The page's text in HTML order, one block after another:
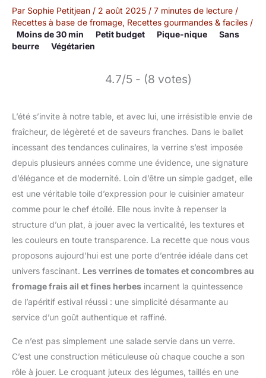
Par Sophie Petitjean / 2 août 2025 / 7 minutes de lecture /
Recettes à base de fromage, Recettes gourmandes & faciles /
Moins de 30 min
Petit budget Pique-nique
Sans
beurre
Végétarien
4.7/5 - (8 votes)
L’été s’invite à notre table, et avec lui, une irrésistible envie de
fraîcheur, de légèreté et de saveurs franches. Dans le ballet
incessant des tendances culinaires, la verrine s’est imposée
depuis plusieurs années comme une évidence, une signature
d’élégance et de modernité. Loin d’être un simple gadget, elle
est une véritable toile d’expression pour le cuisinier amateur
comme pour le chef étoilé. Elle nous invite à repenser la
structure d’un plat, à jouer avec la verticalité, les textures et
les couleurs en toute transparence. La recette que nous vous
proposons aujourd’hui est une porte d’entrée idéale dans cet
univers fascinant. Les verrines de tomates et concombres au
fromage frais ail et fines herbes incarnent la quintessence
de l’apéritif estival réussi : une simplicité désarmante au
service d’un goût authentique et raffiné.
Ce n’est pas simplement une salade servie dans un verre.
C’est une construction méticuleuse où chaque couche a son
rôle à jouer. Le croquant juteux des légumes, taillés en une